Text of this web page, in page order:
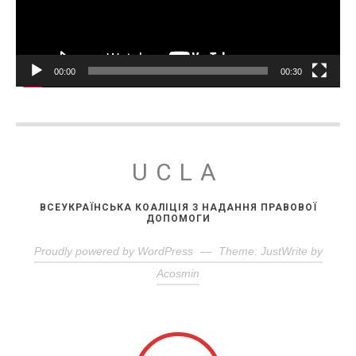
00:00 00:30
UCLA
ВСЕУКРАЇНСЬКА КОАЛІЦІЯ З НАДАННЯ ПРАВОВОЇ
ДОПОМОГИ
Proudly powered by WordPress —
Theme: JustWrite by
Acosmin